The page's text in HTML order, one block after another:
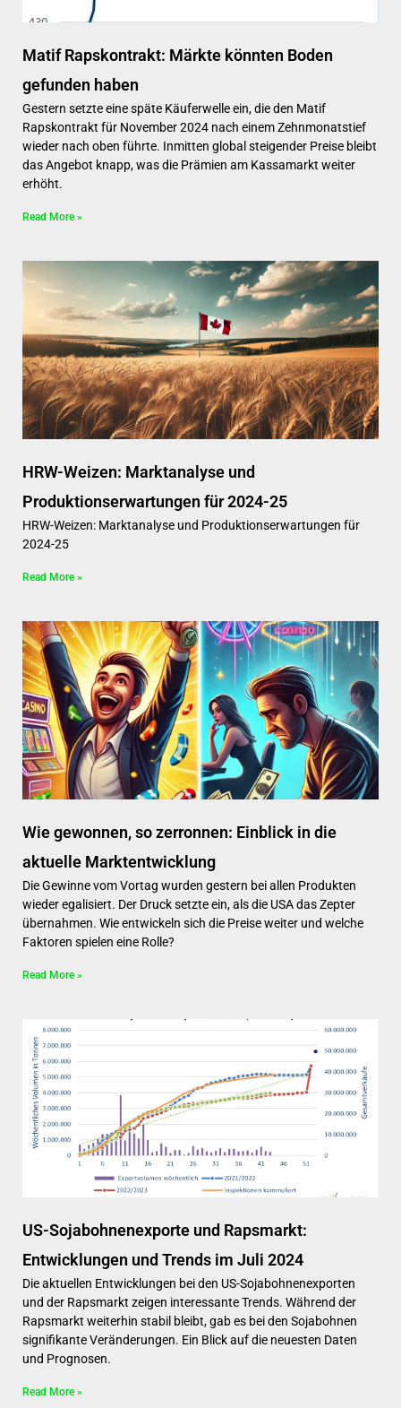
Matif Rapskontrakt: Märkte könnten Boden
gefunden haben
Gestern setzte eine späte Käuferwelle ein, die den Matif
Rapskontrakt für November 2024 nach einem Zehnmonatstief
wieder nach oben führte. Inmitten global steigender Preise bleibt
das Angebot knapp, was die Prämien am Kassamarkt weiter
erhöht.
Read More »
HRW-Weizen: Marktanalyse und
Produktionserwartungen für 2024-25
HRW-Weizen: Marktanalyse und Produktionserwartungen für
2024-25
Read More »
Wie gewonnen, so zerronnen: Einblick in die
aktuelle Marktentwicklung
Die Gewinne vom Vortag wurden gestern bei allen Produkten
wieder egalisiert. Der Druck setzte ein, als die USA das Zepter
übernahmen. Wie entwickeln sich die Preise weiter und welche
Faktoren spielen eine Rolle?
Read More »
US-Sojabohnenexporte und Rapsmarkt:
Entwicklungen und Trends im Juli 2024
Die aktuellen Entwicklungen bei den US-Sojabohnenexporten
und der Rapsmarkt zeigen interessante Trends. Während der
Rapsmarkt weiterhin stabil bleibt, gab es bei den Sojabohnen
signifikante Veränderungen. Ein Blick auf die neuesten Daten
und Prognosen.
Read More »